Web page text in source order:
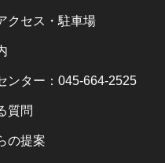
クセス・駐車場
ンター：045-664-2525
質問
の提案